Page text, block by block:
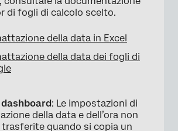
di fogli di calcolo scelto.
della data in Excel
della data dei fogli di
: Le impostazioni di
della data e dell’ora non
quando si copia un